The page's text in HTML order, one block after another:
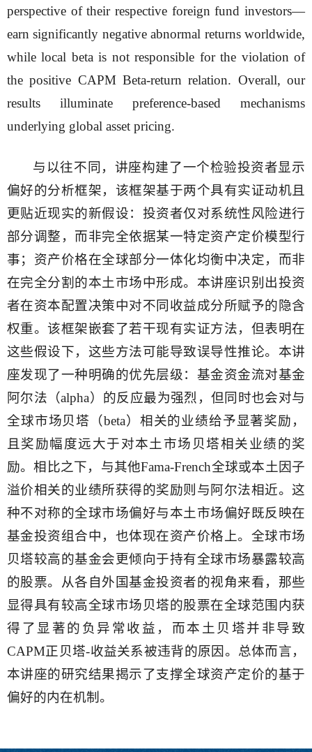
perspective of their respective foreign fund investors—
earn significantly negative abnormal returns worldwide,
while local beta is not responsible for the violation of
the positive CAPM Beta-return relation. Overall, our
results illuminate preference-based mechanisms
underlying global asset pricing.
与以往不同，讲座构建了一个检验投资者显示
偏好的分析框架，该框架基于两个具有实证动机且
更贴近现实的新假设：投资者仅对系统性风险进行
部分调整，而非完全依据某一特定资产定价模型行
事；资产价格在全球部分一体化均衡中决定，而非
在完全分割的本土市场中形成。本讲座识别出投资
者在资本配置决策中对不同收益成分所赋予的隐含
权重。该框架嵌套了若干现有实证方法，但表明在
这些假设下，这些方法可能导致误导性推论。本讲
座发现了一种明确的优先层级：基金资金流对基金
阿尔法（alpha）的反应最为强烈，但同时也会对与
全球市场贝塔（beta）相关的业绩给予显著奖励，
且奖励幅度远大于对本土市场贝塔相关业绩的奖
励。相比之下，与其他Fama-French全球或本土因子
溢价相关的业绩所获得的奖励则与阿尔法相近。这
种不对称的全球市场偏好与本土市场偏好既反映在
基金投资组合中，也体现在资产价格上。全球市场
贝塔较高的基金会更倾向于持有全球市场暴露较高
的股票。从各自外国基金投资者的视角来看，那些
显得具有较高全球市场贝塔的股票在全球范围内获
得了显著的负异常收益，而本土贝塔并非导致
CAPM正贝塔-收益关系被违背的原因。总体而言，
本讲座的研究结果揭示了支撑全球资产定价的基于
偏好的内在机制。